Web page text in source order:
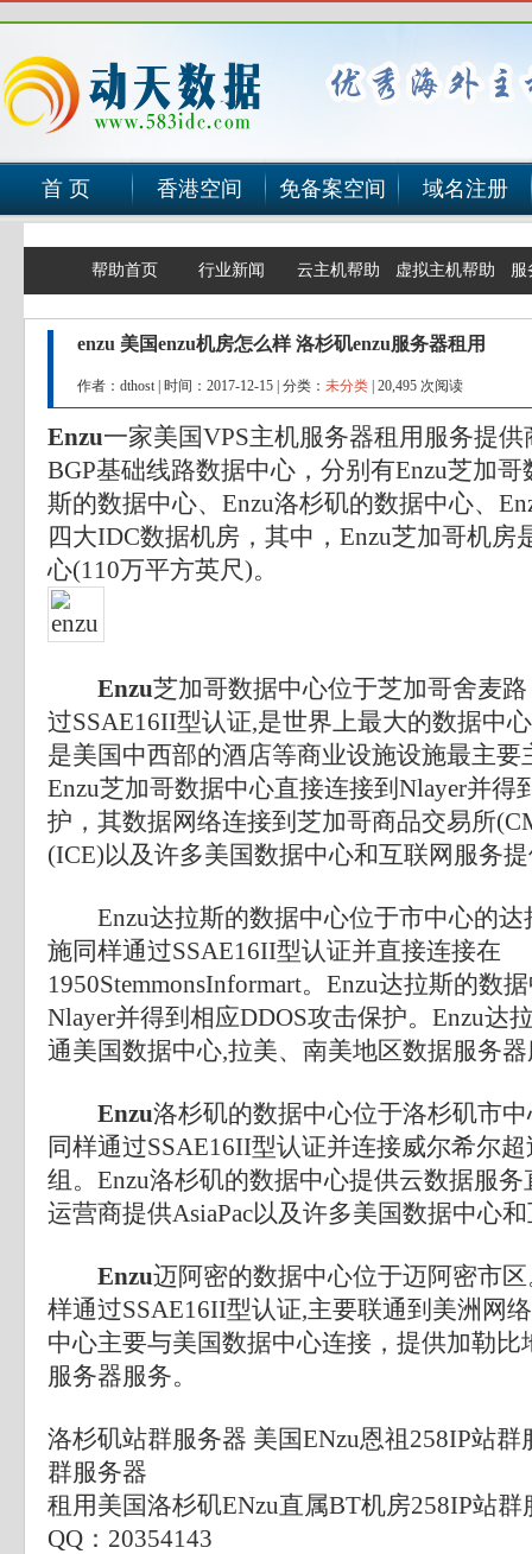
首 页 香港空间 免备案空间 域名注册
帮助首页 行业新闻 云主机帮助 虚拟主机帮助 服
enzu 美国enzu机房怎么样 洛杉矶enzu服务器租用
作者：dthost 时间：2017-12-15 分类： 未分类 20,495 次阅读
Enzu一家美国VPS主机服务器租用服务提供
BGP基础线路数据中心，分别有Enzu芝加
斯的数据中心、Enzu洛杉矶的数据中心、
四大IDC数据机房，其中，Enzu芝加哥机房
心(110万平方英尺)。
Enzu芝加哥数据中心位于芝加哥舍麦
过SSAE16II型认证,是世界上最大的数据中
是美国中西部的酒店等商业设施设施最主要
Enzu芝加哥数据中心直接连接到Nlayer并得
护，其数据网络连接到芝加哥商品交易所
(ICE)以及许多美国数据中心和互联网服务
Enzu达拉斯的数据中心位于市中心的达
施同样通过SSAE16II型认证并直接连接在
1950StemmonsInformart。Enzu达拉斯的数
Nlayer并得到相应DDOS攻击保护。Enzu达
通美国数据中心,拉美、南美地区数据服务
Enzu洛杉矶的数据中心位于洛杉矶市
同样通过SSAE16II型认证并连接威尔希尔
组。Enzu洛杉矶的数据中心提供云数据服务
运营商提供AsiaPac以及许多美国数据中心
Enzu迈阿密的数据中心位于迈阿密市
样通过SSAE16II型认证,主要联通到美洲网
中心主要与美国数据中心连接，提供加勒比
服务器服务。
洛杉矶站群服务器 美国ENzu恩祖258IP站
群服务器
租用美国洛杉矶ENzu直属BT机房258IP站
QQ：20354143